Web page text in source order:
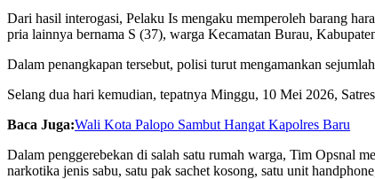
Dari hasil interogasi, Pelaku Is mengaku memperoleh barang
pria lainnya bernama S (37), warga Kecamatan Burau,
Dalam penangkapan tersebut, polisi turut mengamankan
Selang dua hari kemudian, tepatnya Minggu, 10 Mei 2026,
Baca Juga:Wali Kota Palopo Sambut Hangat Kapolres Baru
Dalam penggerebekan di salah satu rumah warga, Tim Opsnal
narkotika jenis sabu, satu pak sachet kosong, satu unit